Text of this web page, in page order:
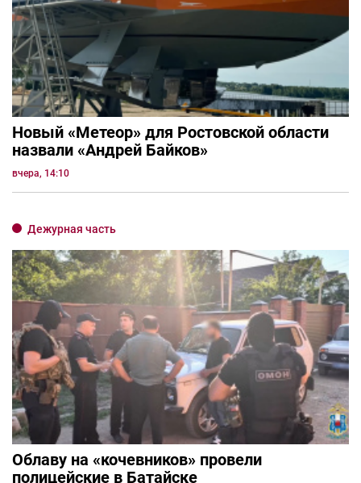
Новый «Метеор» для Ростовской области
назвали «Андрей Байков»
вчера, 14:10
Дежурная часть
Облаву на «кочевников» провели
полицейские в Батайске